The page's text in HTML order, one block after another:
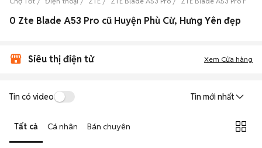
0 Zte Blade A53 Pro cũ Huyện Phù Cừ, Hưng Yên đẹp
Siêu thị điện tử Xem Cửa hàng
Tin có video Tin mới nhất
Tất cả Cá nhân Bán chuyên